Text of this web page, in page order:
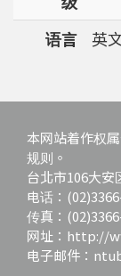
语言 英
本网站着作权
规则。
台北市106大安
电话：
传真：
网址：http://
电子邮件：